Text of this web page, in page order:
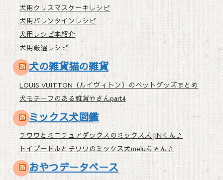
犬用クリスマスケーキレシピ
犬用バレンタインレシピ
犬用レシピ本紹介
犬用厳選レシピ
犬の雑貨猫の雑貨
LOUIS VUITTON（ルイヴィトン）のペットグッズまとめ
犬モチーフのある雑貨やさんpart4
ミックス犬図鑑
チワワとミニチュアダックスのミックス犬JINくん♪
トイプードルとチワワのミックス犬meluちゃん♪
おやつデータベース